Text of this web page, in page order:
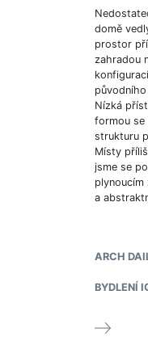
domě
prostor
zahradou
Nízká
formou se
strukturu
Místy
jsme se
a
ARCH
BYDLENÍ